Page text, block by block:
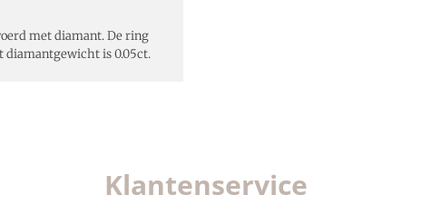
met diamant. De ring
diamantgewicht is 0.05ct.
Klantenservice